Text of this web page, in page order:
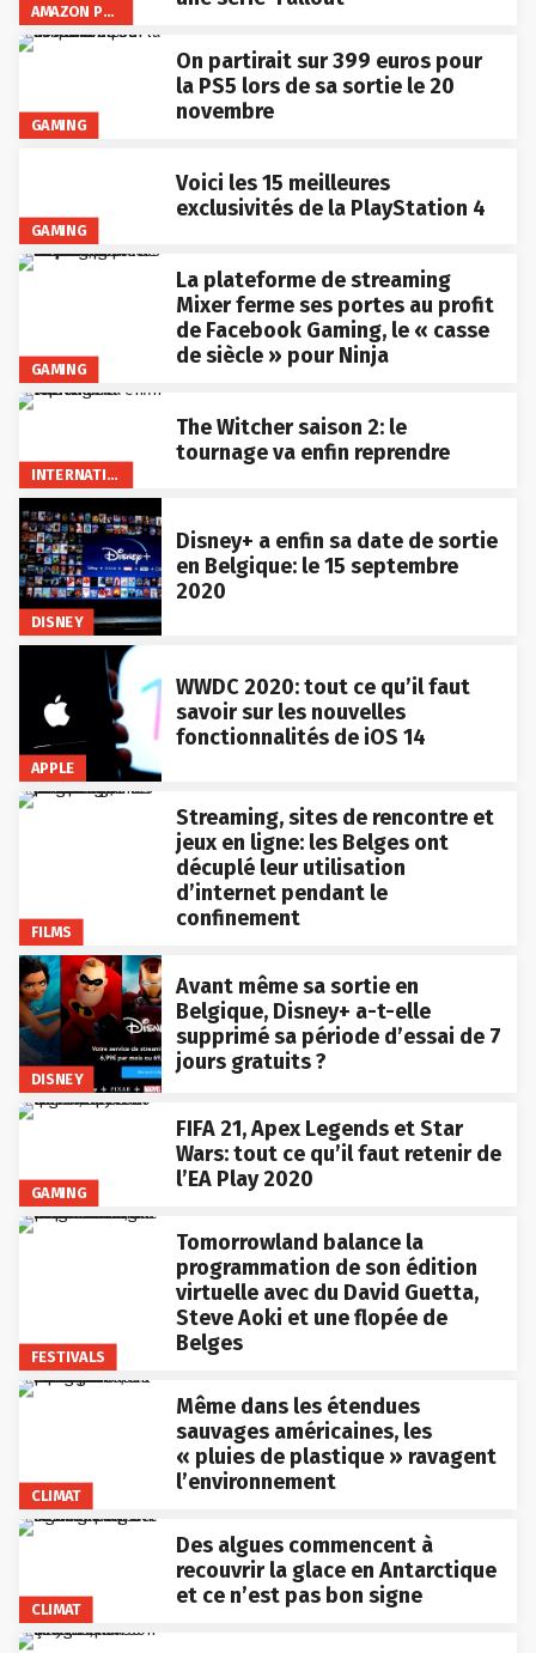
AMAZON PRIME VIDEO
GAMING
On partirait sur 399 euros pour
la PS5 lors de sa sortie le 20
novembre
GAMING
Voici les 15 meilleures
exclusivités de la PlayStation 4
GAMING
La plateforme de streaming
Mixer ferme ses portes au profit
de Facebook Gaming, le « casse
de siècle » pour Ninja
INTERNATIONAL
The Witcher saison 2: le
tournage va enfin reprendre
DISNEY
Disney+ a enfin sa date de sortie
en Belgique: le 15 septembre
2020
APPLE
WWDC 2020: tout ce qu’il faut
savoir sur les nouvelles
fonctionnalités de iOS 14
FILMS
Streaming, sites de rencontre et
jeux en ligne: les Belges ont
décuplé leur utilisation
d’internet pendant le
confinement
DISNEY
Avant même sa sortie en
Belgique, Disney+ a-t-elle
supprimé sa période d’essai de 7
jours gratuits ?
GAMING
FIFA 21, Apex Legends et Star
Wars: tout ce qu’il faut retenir de
l’EA Play 2020
FESTIVALS
Tomorrowland balance la
programmation de son édition
virtuelle avec du David Guetta,
Steve Aoki et une flopée de
Belges
CLIMAT
Même dans les étendues
sauvages américaines, les
« pluies de plastique » ravagent
l’environnement
CLIMAT
Des algues commencent à
recouvrir la glace en Antarctique
et ce n’est pas bon signe